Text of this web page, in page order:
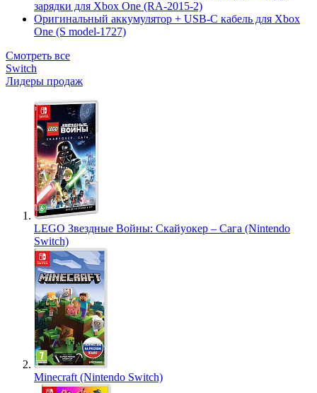
зарядки для Xbox One (RA-2015-2)
Оригинальный аккумулятор + USB-C кабель для Xbox
One (S model-1727)
Смотреть все
Switch
Лидеры продаж
LEGO Звездные Войны: Скайуокер – Сага (Nintendo
Switch)
Minecraft (Nintendo Switch)